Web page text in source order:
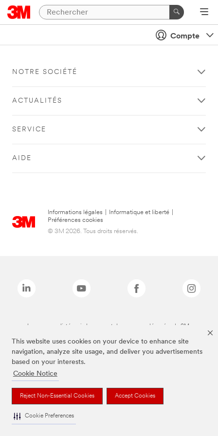
This website uses cookies on your device to enhance site
navigation, analyze site usage, and deliver you advertisements
based on your interests.
Cookie Notice
Reject Non-Essential Cookies Accept Cookies
Cookie Preferences
Compte
NOTRE SOCIÉTÉ
ACTUALITÉS
SERVICE
AIDE
Informations légales Informatique et liberté
Préférences cookies
© 3M 2026. Tous droits réservés.
Les marques listées ci-dessus sont des marques déposées de 3M.